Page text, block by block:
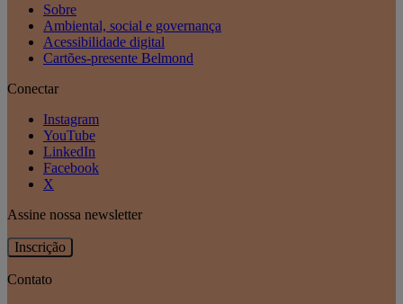
Sobre
Ambiental, social e governança
Acessibilidade digital
Cartões-presente Belmond
Conectar
Instagram
YouTube
LinkedIn
Facebook
X
Assine nossa newsletter
Inscrição
Contato